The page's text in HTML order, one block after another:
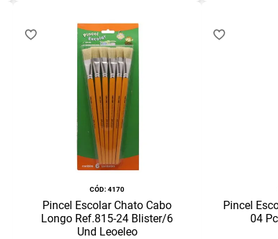
:4170
Pincel Escolar Chato Cabo
Longo Ref.815-24 Blister/6
Und Leoeleo
Pincel
04